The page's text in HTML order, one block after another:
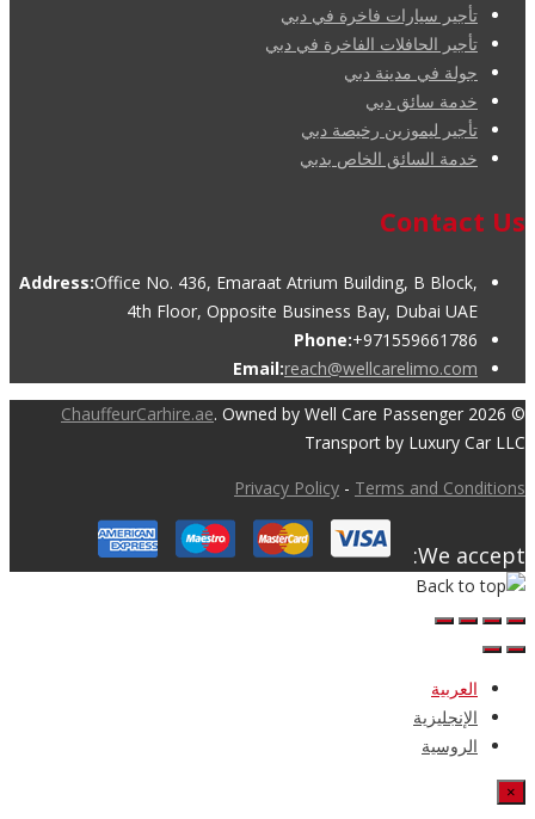
تأجير سيارات فاخرة في دبي
تأجير الحافلات الفاخرة في دبي
جولة في مدينة دبي
خدمة سائق دبي
تأجير ليموزين رخيصة دبي
خدمة السائق الخاص بدبي
Contact Us
Address:Office No. 436, Emaraat Atrium Building, B Block,
4th Floor, Opposite Business Bay, Dubai UAE
Phone:+971559661786
Email:reach@wellcarelimo.com
© 2026
ChauffeurCarhire.ae. Owned by Well Care Passenger
Transport by Luxury Car LLC
Privacy Policy - Terms and Conditions
We accept:
العربية
الإنجليزية
الروسية
×